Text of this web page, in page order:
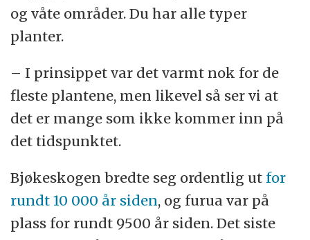
og våte områder. Du har alle typer
planter.
– I prinsippet var det varmt nok for de
fleste plantene, men likevel så ser vi at
det er mange som ikke kommer inn på
det tidspunktet.
Bjøkeskogen bredte seg ordentlig ut for
rundt 10 000 år siden, og furua var på
plass for rundt 9500 år siden. Det siste